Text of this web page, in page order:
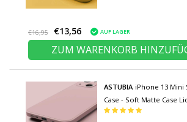
€16,95 €13,56 AUF LAGER
ZUM WARENKORB
ASTUBIA iPhone 13 Mini
Case - Soft Matte Case